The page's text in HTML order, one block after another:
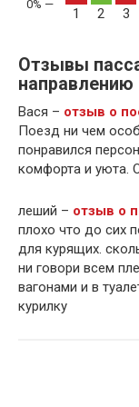
1 2 3
Отзывы
направлению
Вася – отзыв о
Поезд ни чем
понравился
комфорта и уюта.
леший – отзыв о
плохо что до сих
для курящих.
ни говори всем
вагонами и в
курилку